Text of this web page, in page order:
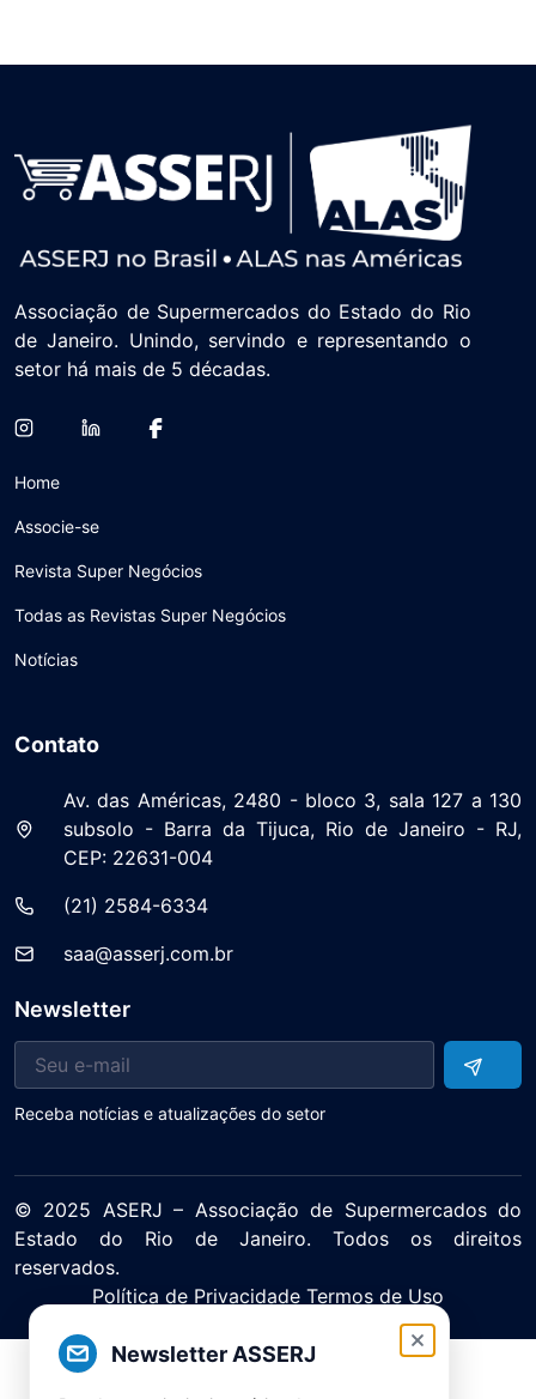
Newsletter ASSERJ
Associação de Supermercados do Estado do Rio
de Janeiro. Unindo, servindo e representando o
setor há mais de 5 décadas.
Home
Associe-se
Revista Super Negócios
Todas as Revistas Super Negócios
Notícias
Contato
Av. das Américas, 2480 - bloco 3, sala 127 a 130
subsolo - Barra da Tijuca, Rio de Janeiro - RJ,
CEP: 22631-004
(21) 2584-6334
saa@asserj.com.br
Newsletter
Receba notícias e atualizações do setor
© 2025 ASERJ – Associação de Supermercados do
Estado do Rio de Janeiro. Todos os direitos
reservados.
Política de Privacidade Termos de Uso